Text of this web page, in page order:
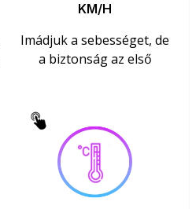
KM/H
Imádjuk a sebességet, de
a biztonság az első